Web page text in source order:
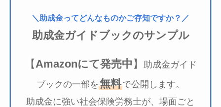
＼助成金ってどんなものかご存知ですか？／
助成金ガイドブックのサンプル
【Amazonにて発売中 】
助成金ガイド
ブックの一部を 無料で公開します。
助成金に強い社会保険労務士が、場面ごと